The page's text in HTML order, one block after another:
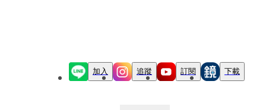
加入 追蹤 訂閱 下載